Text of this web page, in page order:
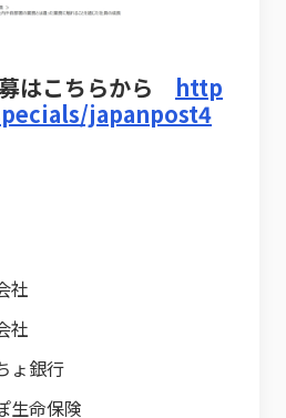
はこちらから http
japanpost4
社
社
ょ銀行
生命保険